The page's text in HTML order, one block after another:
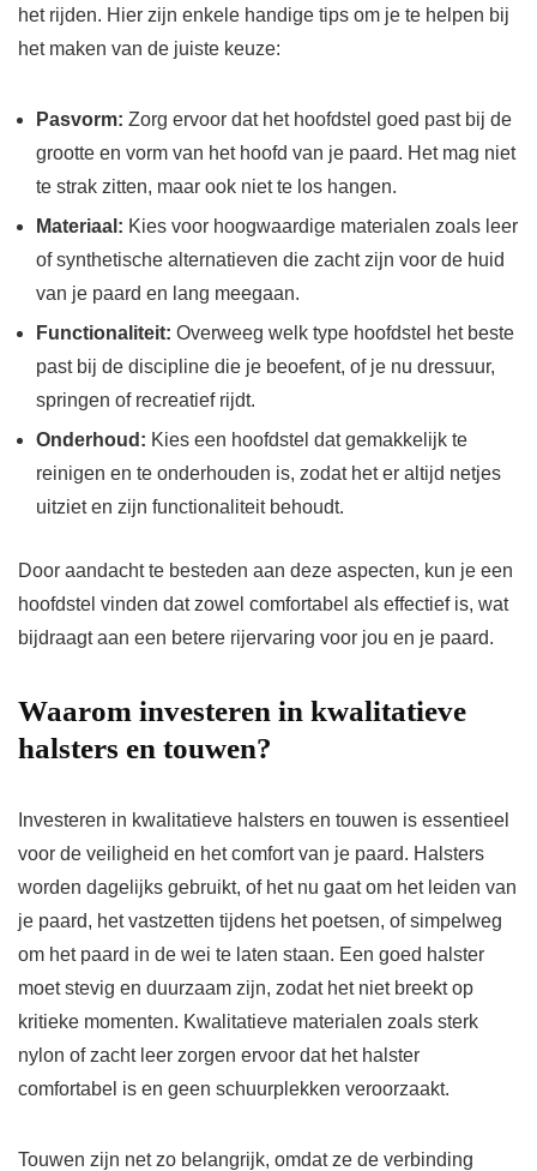
het rijden. Hier zijn enkele handige tips om je te helpen bij
het maken van de juiste keuze:
Pasvorm: Zorg ervoor dat het hoofdstel goed past bij de
grootte en vorm van het hoofd van je paard. Het mag niet
te strak zitten, maar ook niet te los hangen.
Materiaal: Kies voor hoogwaardige materialen zoals leer
of synthetische alternatieven die zacht zijn voor de huid
van je paard en lang meegaan.
Functionaliteit: Overweeg welk type hoofdstel het beste
past bij de discipline die je beoefent, of je nu dressuur,
springen of recreatief rijdt.
Onderhoud: Kies een hoofdstel dat gemakkelijk te
reinigen en te onderhouden is, zodat het er altijd netjes
uitziet en zijn functionaliteit behoudt.
Door aandacht te besteden aan deze aspecten, kun je een
hoofdstel vinden dat zowel comfortabel als effectief is, wat
bijdraagt aan een betere rijervaring voor jou en je paard.
Waarom investeren in kwalitatieve
halsters en touwen?
Investeren in kwalitatieve halsters en touwen is essentieel
voor de veiligheid en het comfort van je paard. Halsters
worden dagelijks gebruikt, of het nu gaat om het leiden van
je paard, het vastzetten tijdens het poetsen, of simpelweg
om het paard in de wei te laten staan. Een goed halster
moet stevig en duurzaam zijn, zodat het niet breekt op
kritieke momenten. Kwalitatieve materialen zoals sterk
nylon of zacht leer zorgen ervoor dat het halster
comfortabel is en geen schuurplekken veroorzaakt.
Touwen zijn net zo belangrijk, omdat ze de verbinding